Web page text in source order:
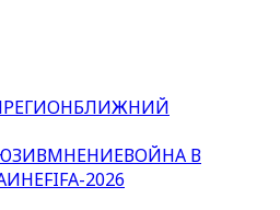
РЕГИОНБЛИЖНИЙ
МНЕНИЕВОЙНА В
FIFA-2026